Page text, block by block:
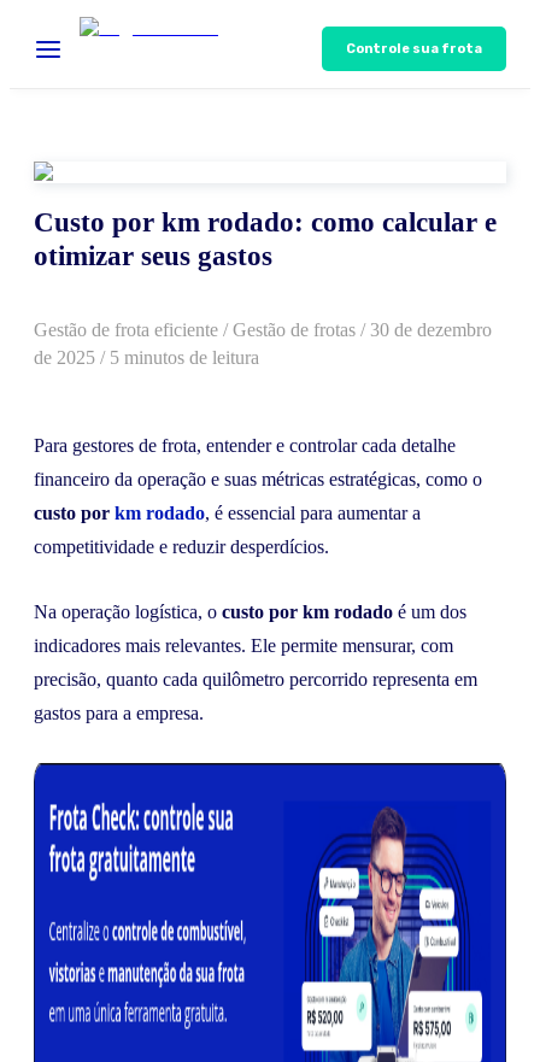
Controle sua frota
Custo por km rodado: como calcular e
otimizar seus gastos
Gestão de frota eficiente /Gestão de frotas / 30 de dezembro
de 2025 / 5 minutos de leitura
Para gestores de frota, entender e controlar cada detalhe
financeiro da operação e suas métricas estratégicas, como o
custo por km rodado, é essencial para aumentar a
competitividade e reduzir desperdícios.
Na operação logística, o custo por km rodado é um dos
indicadores mais relevantes. Ele permite mensurar, com
precisão, quanto cada quilômetro percorrido representa em
gastos para a empresa.